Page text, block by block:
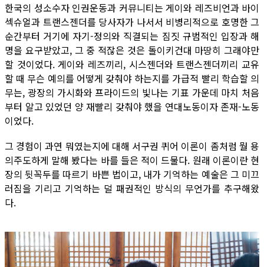
한국의 성소수자 인권운동과 커뮤니티는 게이와 레즈비언과 바이
섹슈얼과 트랜스젠더를 당사자가 나서서 비병리적으로 호명한 그
순간부터 거기에 자기-정의와 직결되는 짐짓 규범적인 입장과 해
명을 요구받았고, 그 중 적잖은 것은 돌이키건대 마땅히 그래야만
할 것이었다. 게이와 레즈끼리, 시스젠더와 트랜스젠더끼리 교유
할 때 무슨 예의를 어떻게 갖춰야 하는지를 가급적 빨리 학습할 의
무는, 광장의 가시화와 프라이드의 빛나는 기표 가운데 마치 처음
부터 알고 있었던 양 재빨리 갖춰야 했을 연대노동이자 존재-노동
이었다.
그 경험이 과연 뭐였는지에 대해 서구권 퀴어 이론이 좀처럼 뭘 용
의주도하게 말해 봤다는 바를 들은 적이 드물다. 원래 이론이란 현
장의 뒷꼭두를 따르기 바쁜 법이고, 내가 기억하는 예술은 그 미끄
러짐을 기리고 기억하는 덜 패권적인 방식의 무언가를 추구해왔
다.